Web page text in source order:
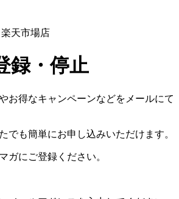
天市場店
録・停止
お得なキャンペーンなどをメールにて
でも簡単にお申し込みいただけます。
ガにご登録ください。